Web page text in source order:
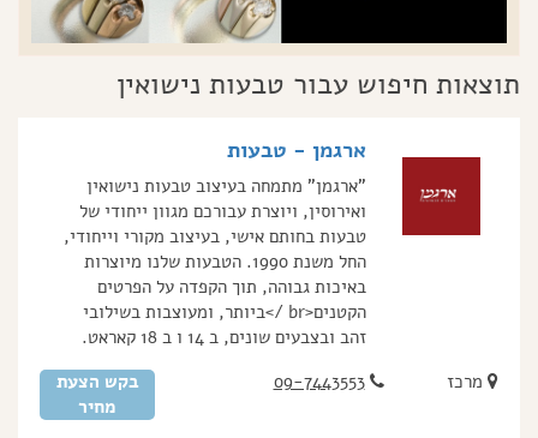
תוצאות חיפוש עבור טבעות נישואין
ארגמן - טבעות
"ארגמן" מתמחה בעיצוב טבעות נישואין
ואירוסין, ויוצרת עבורכם מגוון ייחודי של
טבעות בחותם אישי, בעיצוב מקורי וייחודי,
החל משנת 1990. הטבעות שלנו מיוצרות
באיכות גבוהה, תוך הקפדה על הפרטים
הקטנים<br />ביותר, ומעוצבות בשילובי
זהב ובצבעים שונים, ב 14 ו ב 18 קאראט.
מרכז
09-7443553
בקש הצעת
מחיר